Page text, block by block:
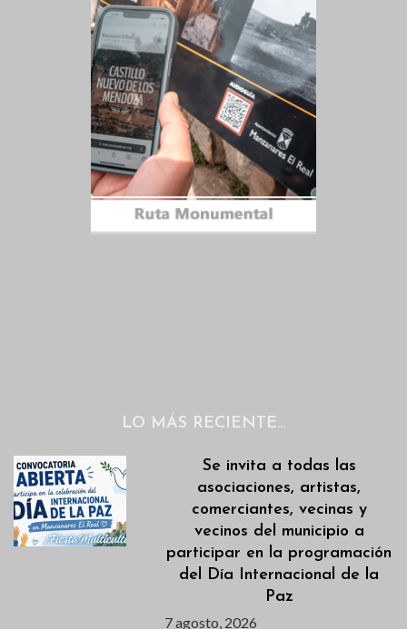
LO MÁS RECIENTE…
Se invita a todas las
asociaciones, artistas,
comerciantes, vecinas y
vecinos del municipio a
participar en la programación
del Día Internacional de la
Paz
7 agosto, 2026